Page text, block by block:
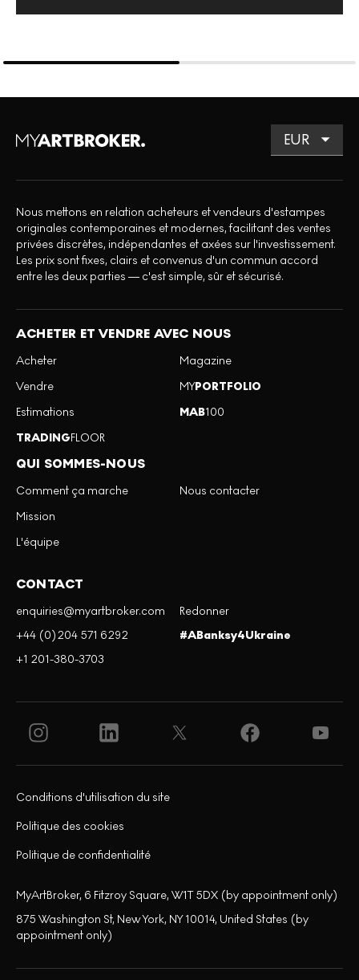
Nous mettons en relation acheteurs et vendeurs d'estampes
originales contemporaines et modernes, facilitant des ventes
privées discrètes, indépendantes et axées sur l'investissement.
Les prix sont fixes, clairs et convenus d'un commun accord
entre les deux parties — c'est simple, sûr et sécurisé.
ACHETER ET VENDRE AVEC NOUS
Acheter
Vendre
Estimations
TRADINGFLOOR
Magazine
MYPORTFOLIO
MAB100
QUI SOMMES-NOUS
Comment ça marche
Mission
L'équipe
Nous contacter
CONTACT
enquiries@myartbroker.com
+44 (0)204 571 6292
+1 201-380-3703
Redonner
#ABanksy4Ukraine
Politique de confidentialité
Politique des cookies
Conditions d'utilisation du site
MyArtBroker, 6 Fitzroy Square, W1T 5DX (by appointment only)
875 Washington St, New York, NY 10014, United States (by
appointment only)